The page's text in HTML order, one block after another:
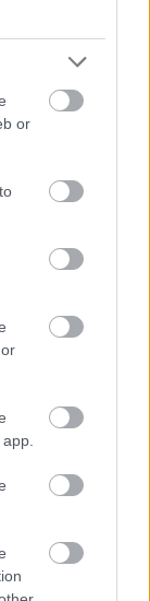
or
mellett
meg, akik
tagja lesz
Attilarendező,
sokat
marketing,
fokozott
sajtó és a